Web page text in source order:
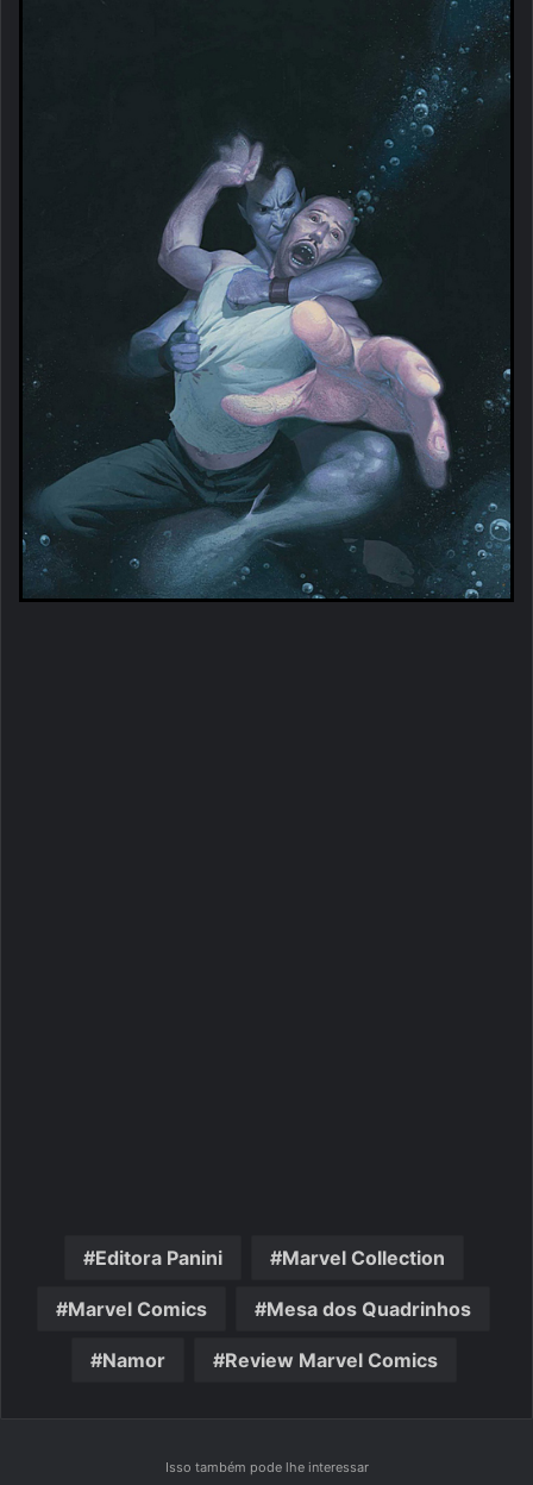
Editora Panini Marvel Collection
Marvel Comics Mesa dos Quadrinhos
Namor Review Marvel Comics
Isso também pode lhe interessar